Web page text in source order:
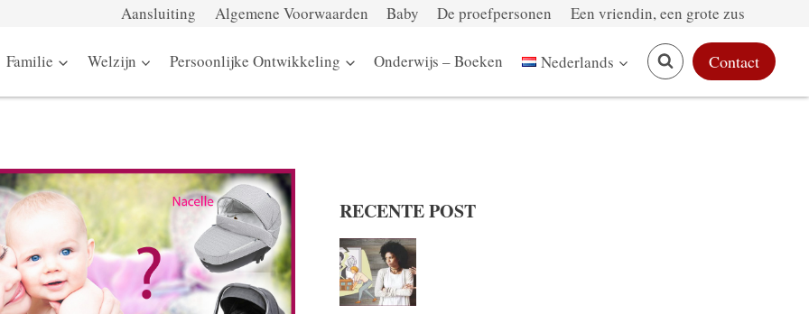
Aansluiting Algemene Voorwaarden Baby De proefpersonen Een vriendin, een grote zus
Familie Welzijn Persoonlijke Ontwikkeling Onderwijs – Boeken Nederlands Contact
RECENTE POST